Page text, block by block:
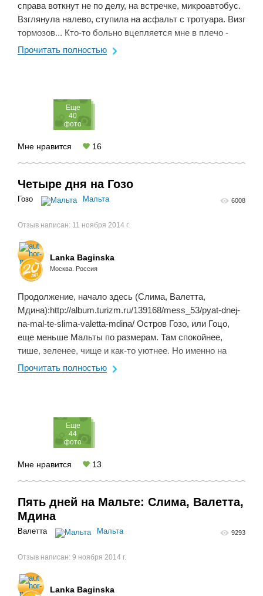
справа воткнут не по делу, на встречке, микроавтобус.
Взглянула налево, ступила на асфальт с тротуара. Визг
тормозов... Кто-то больно вцепляется мне в плечо -
муж выхватил из под колес ...
Прочитать полностью
Eще
40
фото
Мне нравится 16
Четыре дня на Гозо
Гозо Мальта 6008
Отзыв написан: 11 ноября 2014 г.
Lanka Baginska
Москва. Россия
Продолжение, начало здесь (Слима, Валетта,
Мдина):http://album.turizm.ru/139168/mess_53/pyat-dnej-
na-mal-te-slima-valetta-mdina/ Остров Гозо, или Гоцо,
еще меньше Мальты по размерам. Там спокойнее,
тише, зеленее, чище и как-то уютнее. Но именно на
Гозо археологами был найден комплекс мегалитов, ...
Прочитать полностью
Eще
44
фото
Мне нравится 13
Пять дней на Мальте: Слима, Валетта,
Мдина
Валетта Мальта 9293
Отзыв написан: 9 ноября 2014 г.
Lanka Baginska